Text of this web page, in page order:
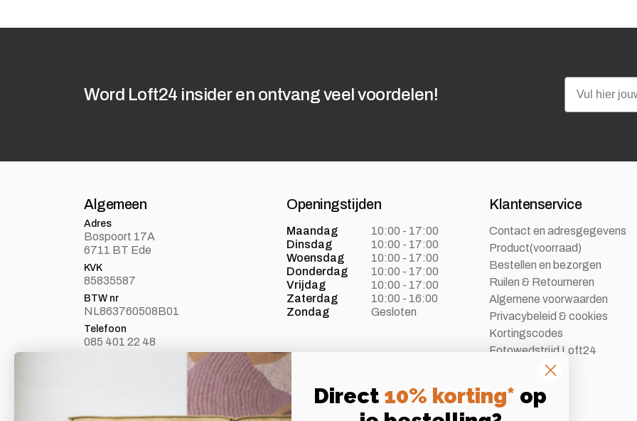
Word Loft24 insider en ontvang veel voordelen!
Email
Algemeen
Adres
Bospoort 17A
6711 BT Ede
KVK
85835587
BTW nr
NL863760508B01
Telefoon
085 401 22 48
Openingstijden
Maandag
10:00 - 17:00
Dinsdag
10:00 - 17:00
Woensdag
10:00 - 17:00
Donderdag
10:00 - 17:00
Vrijdag
10:00 - 17:00
Zaterdag
10:00 - 16:00
Zondag
Gesloten
Klantenservice
Contact en adresgegevens
Product(voorraad)
Bestellen en bezorgen
Ruilen & Retourneren
Algemene voorwaarden
Privacybeleid & cookies
Kortingscodes
Fotowedstrijd Loft24
Direct 10% korting* op